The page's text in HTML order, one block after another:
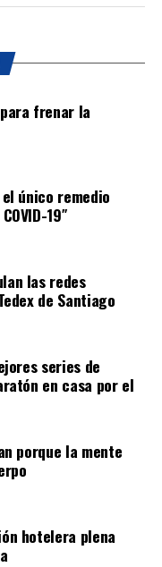
frenar la
único remedio
19″
las redes
de Santiago
series de
en casa por el
porque la mente
hotelera plena